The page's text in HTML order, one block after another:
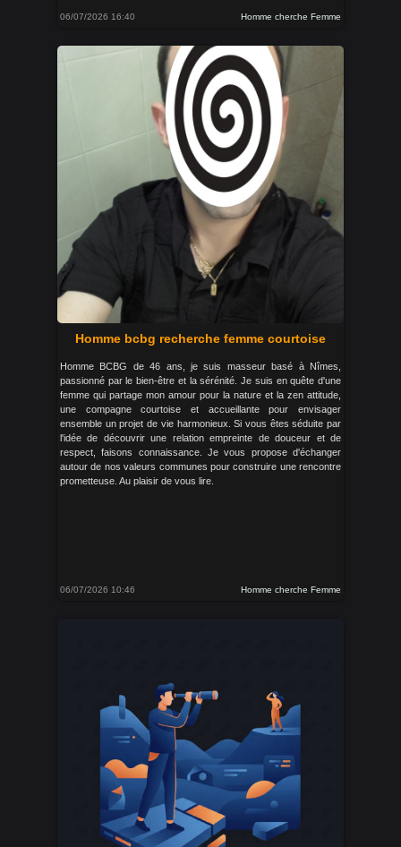
06/07/2026 16:40 Homme cherche Femme
Homme bcbg recherche femme courtoise
Homme BCBG de 46 ans, je suis masseur basé à Nîmes,
passionné par le bien-être et la sérénité. Je suis en quête d'une
femme qui partage mon amour pour la nature et la zen attitude,
une compagne courtoise et accueillante pour envisager
ensemble un projet de vie harmonieux. Si vous êtes séduite par
l'idée de découvrir une relation empreinte de douceur et de
respect, faisons connaissance. Je vous propose d'échanger
autour de nos valeurs communes pour construire une rencontre
prometteuse. Au plaisir de vous lire.
06/07/2026 10:46 Homme cherche Femme